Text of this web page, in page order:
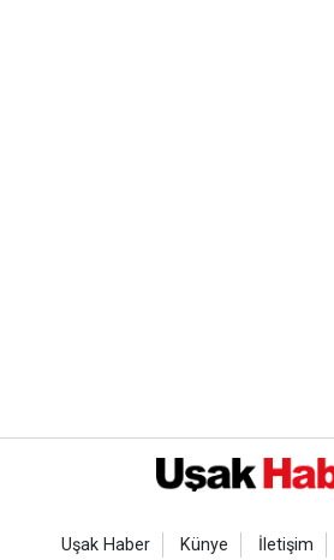
Uşak Haber Künye İletişim